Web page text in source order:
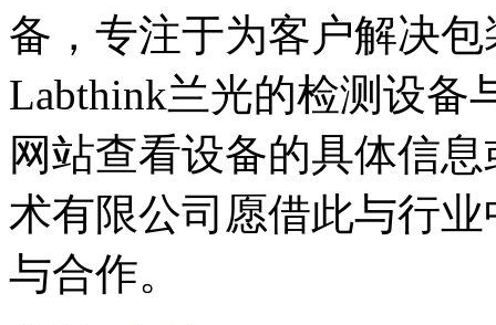
备，专注于为客户解决
Labthink兰光的检测设备
网站查看设备的具体信
术有限公司愿借此与行
与合作。